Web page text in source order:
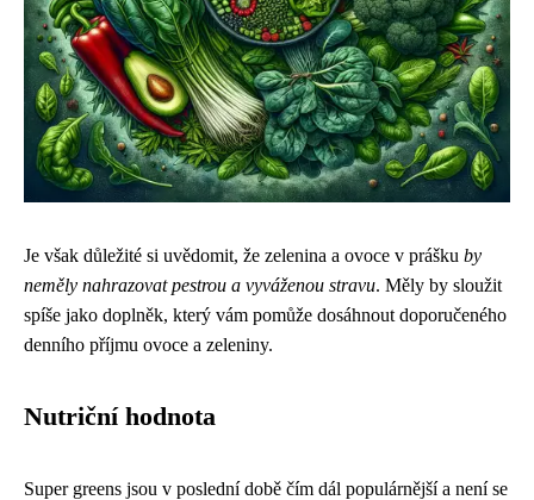
Je však důležité si uvědomit, že zelenina a ovoce v prášku by
neměly nahrazovat pestrou a vyváženou stravu. Měly by sloužit
spíše jako doplněk, který vám pomůže dosáhnout doporučeného
denního příjmu ovoce a zeleniny.
Nutriční hodnota
Super greens jsou v poslední době čím dál populárnější a není se